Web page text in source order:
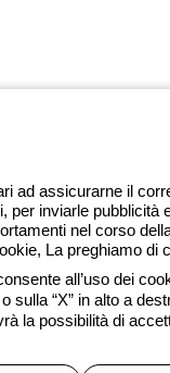
Tutte le policy
soggetta alla
ad assicurarne il
inviarle pubblicità
nel corso
La preghiamo di
all’uso dei
sulla “X” in alto a
la possibilità di